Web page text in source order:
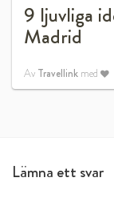
9 ljuvliga
Madrid
Av Travellink med
Lämna ett svar